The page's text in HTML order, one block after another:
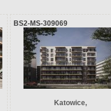
BS2-MS-309069
Katowice,